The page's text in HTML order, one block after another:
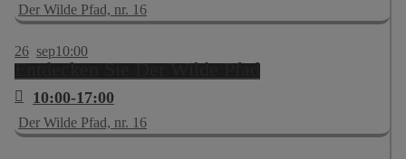
Der Wilde Pfad, nr. 16
26 sep10:00
Entdecken Sie Der Wilde Pfad
10:00-17:00
Der Wilde Pfad, nr. 16